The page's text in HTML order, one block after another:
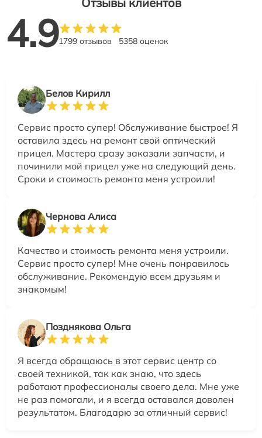
4.91799 отзывов 5358 оценок
Белов Кирилл
Сервис просто супер! Обслуживание быстрое! Я
оставила здесь на ремонт свой оптический
прицел. Мастера сразу заказали запчасти, и
починили мой прицел уже на следующий день.
Сроки и стоимость ремонта меня устроили!
Чернова Алиса
Качество и стоимость ремонта меня устроили.
Сервис просто супер! Мне очень понравилось
обслуживание. Рекомендую всем друзьям и
знакомым!
Позднякова Ольга
Я всегда обращаюсь в этот сервис центр со
своей техникой, так как знаю, что здесь
работают профессионалы своего дела. Мне уже
не раз помогали, и я всегда оставался доволен
результатом. Благодарю за отличный сервис!